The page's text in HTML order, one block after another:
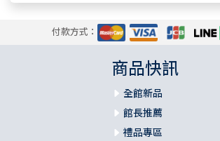
付款方式：
商品快訊
全館新品
館長推薦
禮品專區